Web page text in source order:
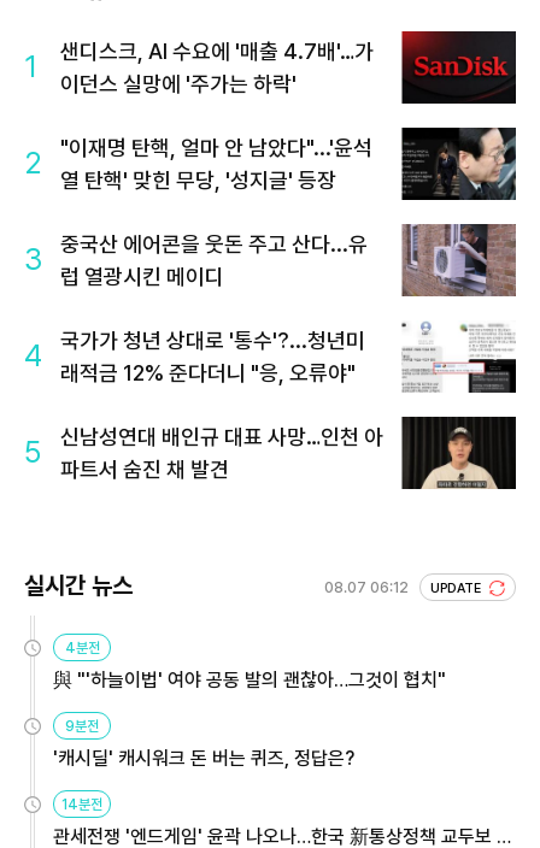
1
샌디스크, AI 수요에 '매출 4.7배'…가
이던스 실망에 '주가는 하락'
2
"이재명 탄핵, 얼마 안 남았다"...'윤석
열 탄핵' 맞힌 무당, '성지글' 등장
3
중국산 에어콘을 웃돈 주고 산다...유
럽 열광시킨 메이디
4
국가가 청년 상대로 '통수'?...청년미
래적금 12% 준다더니 "응, 오류야"
5
신남성연대 배인규 대표 사망…인천 아
파트서 숨진 채 발견
실시간 뉴스 08.07 06:12 UPDATE
4분전
與 "'하늘이법' 여야 공동 발의 괜찮아…그것이 협치"
9분전
'캐시딜' 캐시워크 돈 버는 퀴즈, 정답은?
14분전
관세전쟁 '엔드게임' 윤곽 나오나…한국 新통상정책 교두보 활